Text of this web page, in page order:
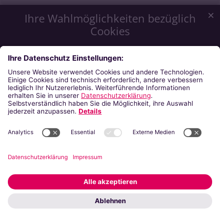
Ihre Wahlmöglichkeiten bezüglich
Cookies
Wir möchten Ihnen ein optimales Webseiten-Erlebnis zu
bieten. Dazu verwenden wir Cookies, die für das
Funktionieren unserer Website notwendig sind. Mit Ihrer
Zustimmung verwenden wir auch Cookies, die zur Anzeige
externer Inhalte oder zu anonymen Statistikzwecken genutzt
werden. Sie können selbst entscheiden, welche Kategorien
Sie zulassen möchten. Bitte beachten Sie, dass auf Basis Ihrer
Einstellungen womöglich nicht mehr alle Funktionalitäten der
in unsererDatenschutzerklärung .
Externe Inhalte
✕
Datenschutzerklärung